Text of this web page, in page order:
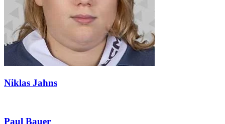
Niklas Jahns
Paul Bauer